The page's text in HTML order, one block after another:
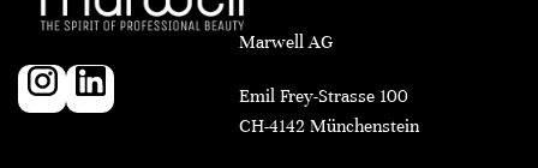
Marwell AG
Emil Frey-Strasse 100
CH-4142 Münchenstein